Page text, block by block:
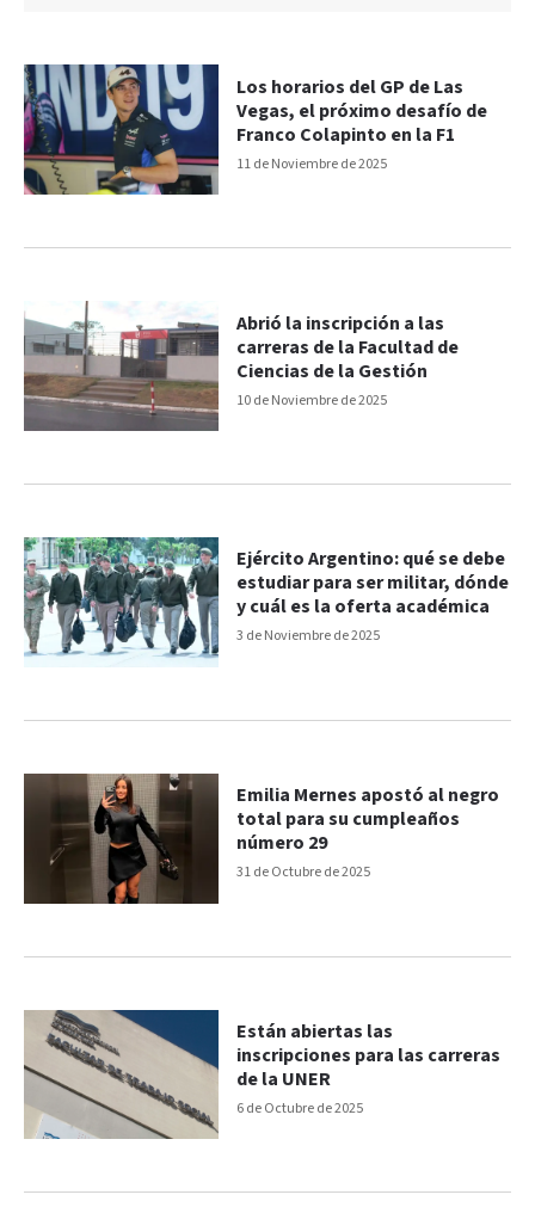
11 de Noviembre de 2025
Los horarios del GP de Las
Vegas, el próximo desafío de
Franco Colapinto en la F1
10 de Noviembre de 2025
Abrió la inscripción a las
carreras de la Facultad de
Ciencias de la Gestión
3 de Noviembre de 2025
Ejército Argentino: qué se debe
estudiar para ser militar, dónde
y cuál es la oferta académica
31 de Octubre de 2025
Emilia Mernes apostó al negro
total para su cumpleaños
número 29
6 de Octubre de 2025
Están abiertas las
inscripciones para las carreras
de la UNER